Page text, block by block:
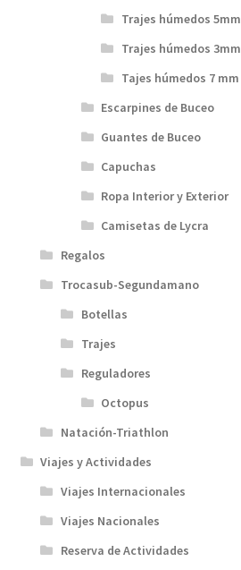
Trajes húmedos 5mm
Trajes húmedos 3mm
Tajes húmedos 7 mm
Escarpines de Buceo
Guantes de Buceo
Capuchas
Ropa Interior y Exterior
Camisetas de Lycra
Regalos
Trocasub-Segundamano
Botellas
Trajes
Reguladores
Octopus
Natación-Triathlon
Viajes y Actividades
Viajes Internacionales
Viajes Nacionales
Reserva de Actividades